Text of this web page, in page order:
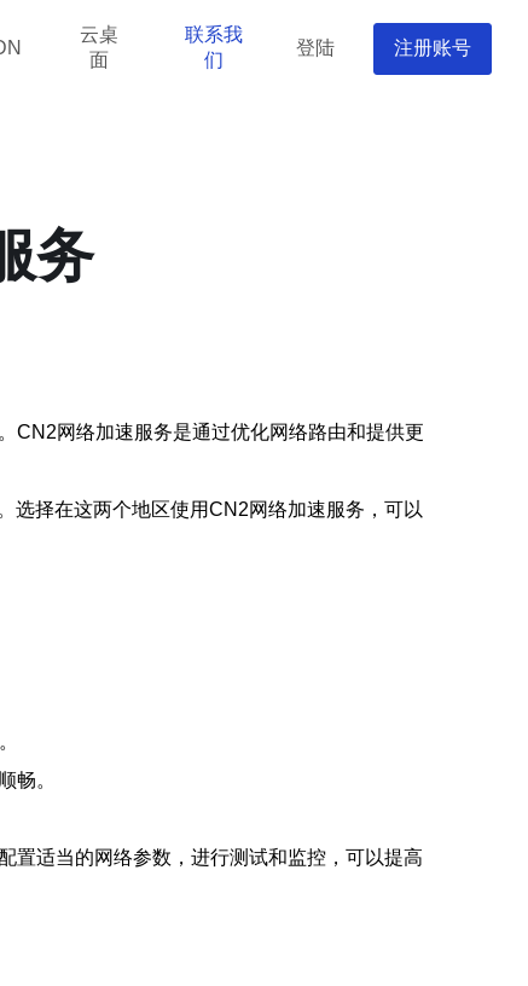
云桌
面
联系我
们
登陆 注册账号
务
CN2网络加速服务是通过优化网络路由和提供更
选择在这两个地区使用CN2网络加速服务，可以
畅。
置适当的网络参数，进行测试和监控，可以提高